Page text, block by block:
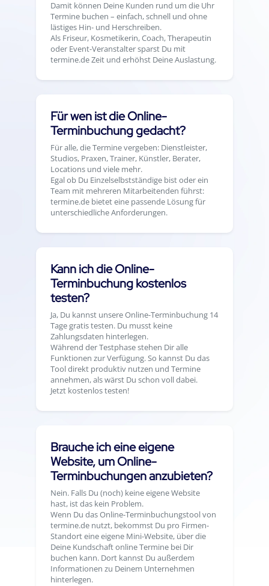
Damit können Deine Kunden rund um die Uhr
Termine buchen – einfach, schnell und ohne
lästiges Hin- und Herschreiben.
Als Friseur, Kosmetikerin, Coach, Therapeutin
oder Event-Veranstalter sparst Du mit
termine.de Zeit und erhöhst Deine Auslastung.
Für wen ist die Online-
Terminbuchung gedacht?
Für alle, die Termine vergeben: Dienstleister,
Studios, Praxen, Trainer, Künstler, Berater,
Locations und viele mehr.
Egal ob Du Einzelselbstständige bist oder ein
Team mit mehreren Mitarbeitenden führst:
termine.de bietet eine passende Lösung für
unterschiedliche Anforderungen.
Kann ich die Online-
Terminbuchung kostenlos
testen?
Ja, Du kannst unsere Online-Terminbuchung 14
Tage gratis testen. Du musst keine
Zahlungsdaten hinterlegen.
Während der Testphase stehen Dir alle
Funktionen zur Verfügung. So kannst Du das
Tool direkt produktiv nutzen und Termine
annehmen, als wärst Du schon voll dabei.
Jetzt kostenlos testen!
Brauche ich eine eigene
Website, um Online-
Terminbuchungen anzubieten?
Nein. Falls Du (noch) keine eigene Website
hast, ist das kein Problem.
Wenn Du das Online-Terminbuchungstool von
termine.de nutzt, bekommst Du pro Firmen-
Standort eine eigene Mini-Website, über die
Deine Kundschaft online Termine bei Dir
buchen kann. Dort kannst Du außerdem
Informationen zu Deinem Unternehmen
hinterlegen.